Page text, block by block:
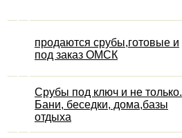
продаются срубы,готовые и
под заказ ОМСК
Срубы под ключ и не только.
Бани, беседки, дома,базы
отдыха